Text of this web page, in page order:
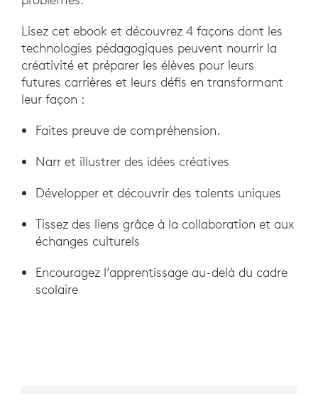
Lisez cet ebook et découvrez 4 façons dont les
technologies pédagogiques peuvent nourrir la
créativité et préparer les élèves pour leurs
futures carrières et leurs défis en transformant
leur façon :
Faites preuve de compréhension.
Narr et illustrer des idées créatives
Développer et découvrir des talents uniques
Tissez des liens grâce à la collaboration et aux
échanges culturels
Encouragez l’apprentissage au-delà du cadre
scolaire